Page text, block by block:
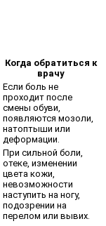
Когда обратиться к
врачу
Если боль не
проходит после
смены обуви,
появляются мозоли,
натоптыши или
деформации.
При сильной боли,
отеке, изменении
цвета кожи,
невозможности
наступить на ногу,
подозрении на
перелом или вывих.